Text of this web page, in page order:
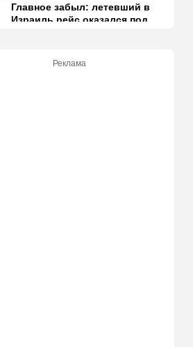
Главное забыл: летевший в
Израиль рейс оказался под
ИзраильРеклама